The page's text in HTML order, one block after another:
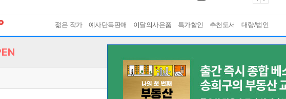
사
젊은 작가 예사단독판매 이달의사은품 특가할인 추천도서 대량/법인